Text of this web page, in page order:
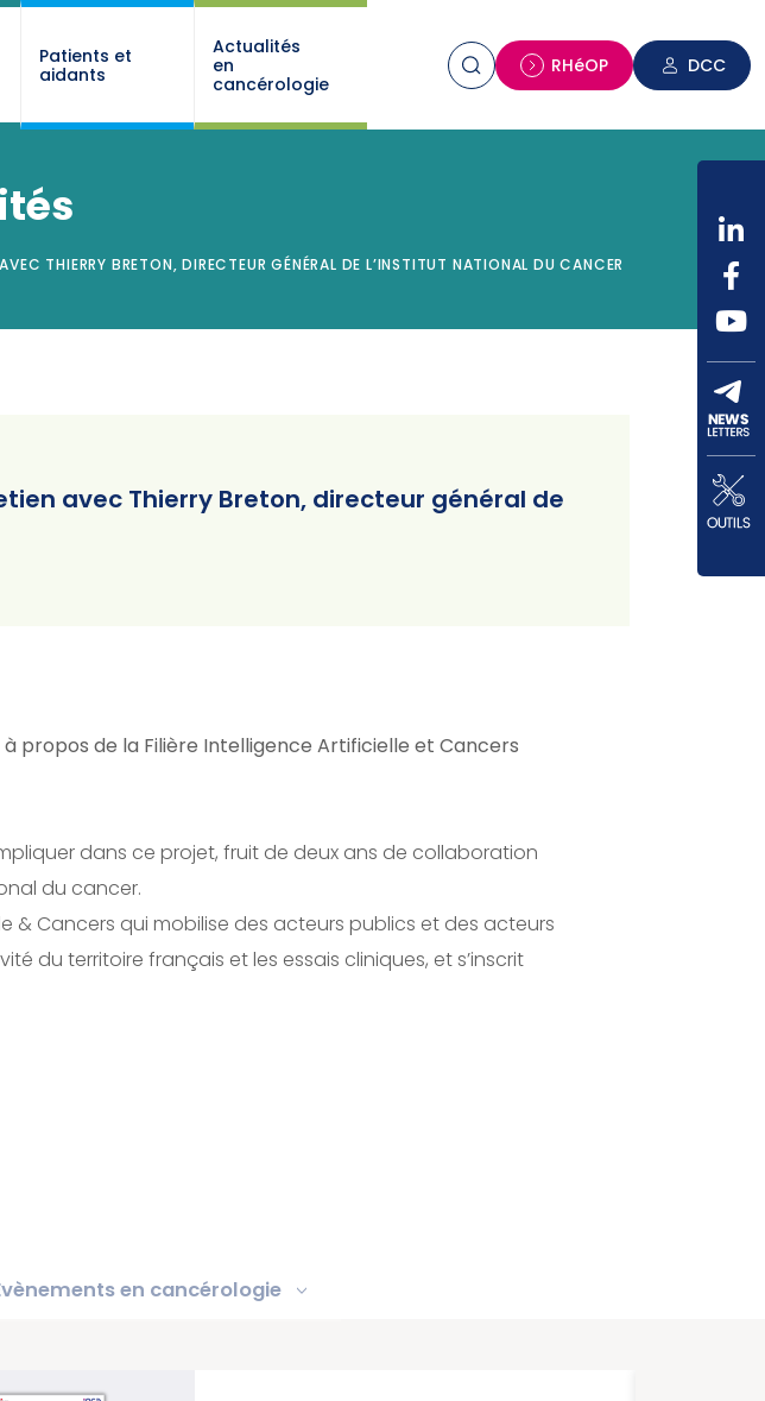
Patients et
aidants
Actualités
en
cancérologie
RHéOP DCC
THIERRY BRETON, DIRECTEUR GÉNÉRAL DE L’INSTITUT NATIONAL DU CANCER
avec Thierry Breton, directeur général de
propos de la Filière Intelligence Artificielle et Cancers
dans ce projet, fruit de deux ans de collaboration
du cancer.
& Cancers qui mobilise des acteurs publics et des acteurs
du territoire français et les essais cliniques, et s’inscrit
en cancérologie